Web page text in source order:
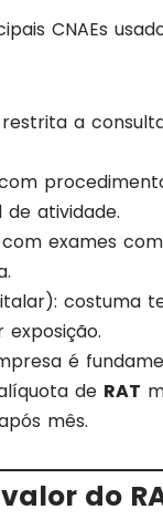
CNAEs
a
atividade.
exames
costuma
é
de RAT
mês.
do